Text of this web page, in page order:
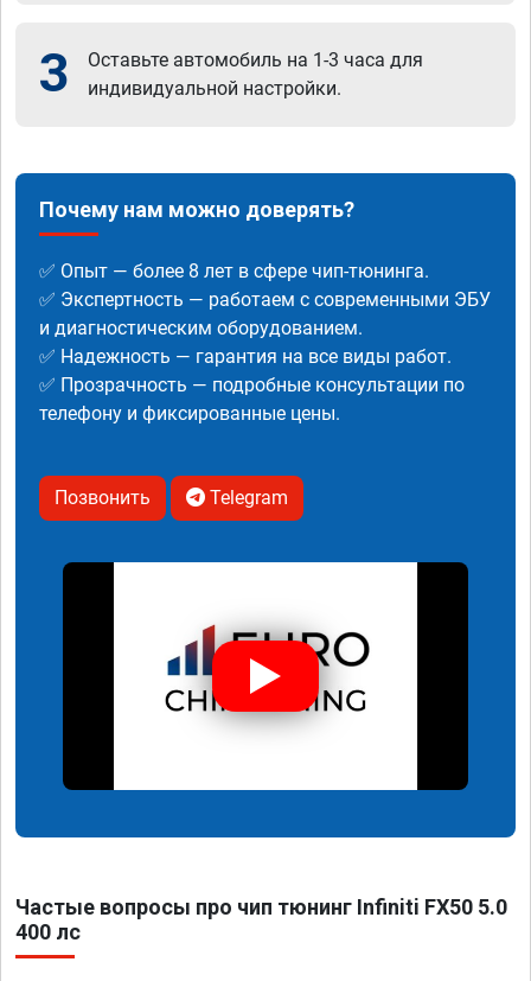
3
Оставьте автомобиль на 1-3 часа для
индивидуальной настройки.
Почему нам можно доверять?
✅ Опыт — более 8 лет в сфере чип-тюнинга.
✅ Экспертность — работаем с современными ЭБУ
и диагностическим оборудованием.
✅ Надежность — гарантия на все виды работ.
✅ Прозрачность — подробные консультации по
телефону и фиксированные цены.
Позвонить Telegram
Частые вопросы про чип тюнинг Infiniti FX50 5.0
400 лс